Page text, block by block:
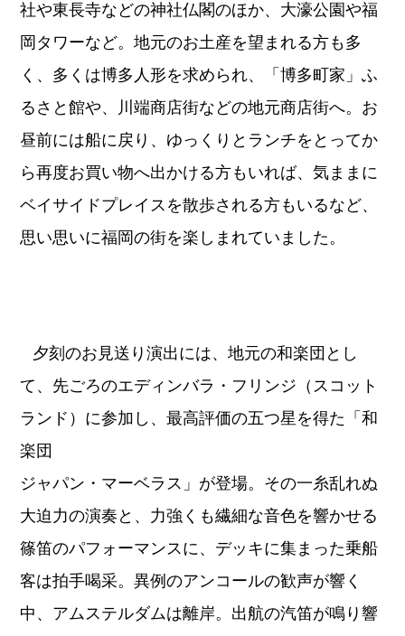
社や東長寺などの神社仏閣のほか、大濠公園や福
岡タワーなど。地元のお土産を望まれる方も多
く、多くは博多人形を求められ、「博多町家」ふ
るさと館や、川端商店街などの地元商店街へ。お
昼前には船に戻り、ゆっくりとランチをとってか
ら再度お買い物へ出かける方もいれば、気ままに
ベイサイドプレイスを散歩される方もいるなど、
思い思いに福岡の街を楽しまれていました。
夕刻のお見送り演出には、地元の和楽団とし
て、先ごろのエディンバラ・フリンジ（スコット
ランド）に参加し、最高評価の五つ星を得た「和
楽団
ジャパン・マーベラス」が登場。その一糸乱れぬ
大迫力の演奏と、力強くも繊細な音色を響かせる
篠笛のパフォーマンスに、デッキに集まった乗船
客は拍手喝采。異例のアンコールの歓声が響く
中、アムステルダムは離岸。出航の汽笛が鳴り響